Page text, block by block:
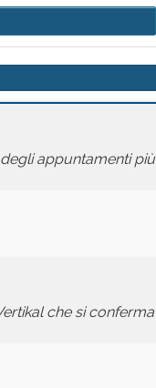
appuntamenti più
che si conferma